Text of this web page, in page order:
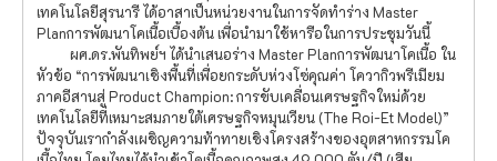
เทคโนโลยีสุรนารี ได้อาสาเป็นหน่วยงานในการจัดทำร่าง Master
Planการพัฒนาโคเนื้อเบื้องต้น เพื่อนำมาใช้หารือในการประชุมวันนี้
ผศ.ดร.พันทิพย์ฯ ได้นำเสนอร่าง Master Planการพัฒนาโคเนื้อ ใน
หัวข้อ “การพัฒนาเชิงพื้นที่เพื่อยกระดับห่วงโซ่คุณค่า โควากิวพรีเมียม
ภาคอีสานสู่ Product Champion: การขับเคลื่อนเศรษฐกิจใหม่ด้วย
เทคโนโลยีที่เหมาะสมภายใต้เศรษฐกิจหมุนเวียน (The Roi-Et Model)”
ปัจจุบันเรากำลังเผชิญความท้าทายเชิงโครงสร้างของอุตสาหกรรมโค